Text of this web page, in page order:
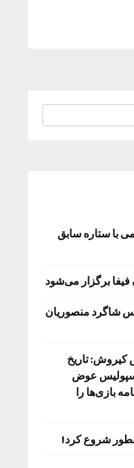
با ستاره سابق
فیفا برگزار می‌شود
شاگرد منصوریان
تاریخ
عوض
بازی‌ها را
شروع کرد!